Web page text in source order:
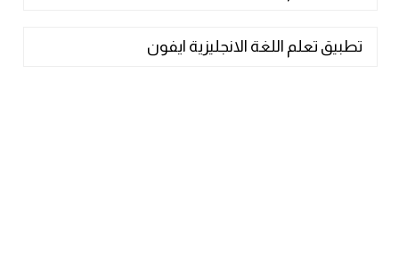
تطبيق تعلم اللغة الانجليزية ايفون